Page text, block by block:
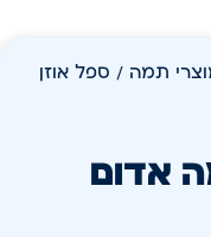
תמה / ספל אוזן
אדום